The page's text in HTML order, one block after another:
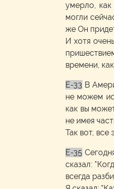
умерло,
могли
же Он
И хотя
времени,
E-33 В
не можем
как вы
не имея
Так вот,
E-35
сказал:
всегда